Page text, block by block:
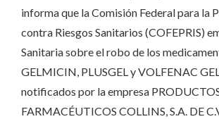
informa que la Comisión Federal para la
contra Riesgos Sanitarios (COFEPRIS)
Sanitaria sobre el robo de los
GELMICIN, PLUSGEL y VOLFENAC
notificados por la empresa
FARMACÉUTICOS COLLINS, S.A. DE